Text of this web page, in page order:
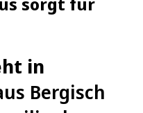
in
Bergisch